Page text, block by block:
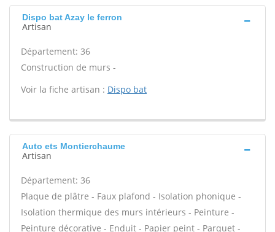
Dispo bat Azay le ferron
Artisan
Département: 36
Construction de murs -
Voir la fiche artisan : Dispo bat
Auto ets Montierchaume
Artisan
Département: 36
Plaque de plâtre - Faux plafond - Isolation phonique -
Isolation thermique des murs intérieurs - Peinture -
Peinture décorative - Enduit - Papier peint - Parquet -